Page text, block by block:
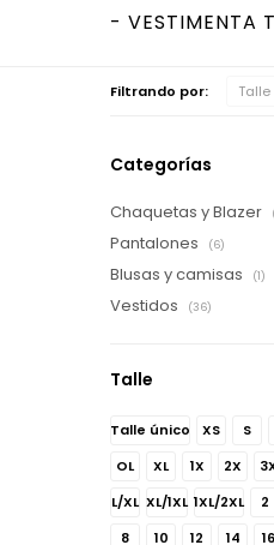
VESTIMENTA
Filtrando por: Talle
Categorías
Chaquetas y Blazer
Pantalones (6)
Blusas y camisas (1)
Vestidos (36)
Talle
Talle único XS S
OL
XL 1X 2X
L/XL XL/1XL 1XL/2XL 2
8
10 12 14 16